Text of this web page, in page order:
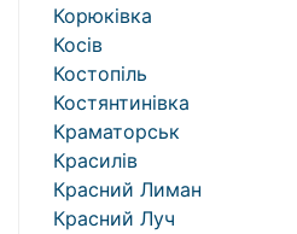
Корюківка
Косів
Костопіль
Костянтинівка
Краматорськ
Красилів
Красний Лиман
Красний Луч